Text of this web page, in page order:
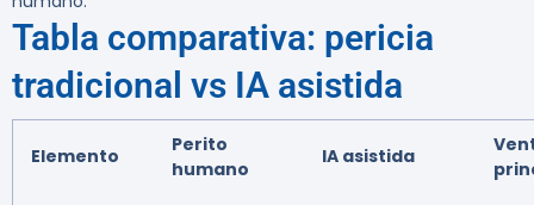
Tabla comparativa: pericia
tradicional vs IA asistida
Elemento
Perito
humano
IA asistida